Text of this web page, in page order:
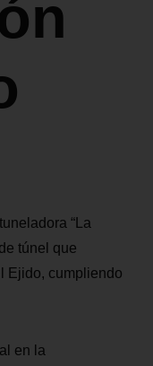
“La
túnel que
Ejido, cumpliendo
en la